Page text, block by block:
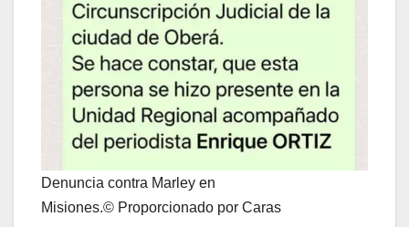
Denuncia contra Marley en
Misiones.© Proporcionado por Caras